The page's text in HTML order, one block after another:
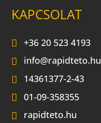
KAPCSOLAT
+36 20 523 4193
info@rapidteto.hu
14361377-2-43
01-09-358355
rapidteto.hu